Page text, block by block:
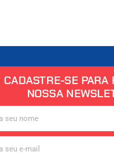
CADASTRE-SE PARA
NOSSA